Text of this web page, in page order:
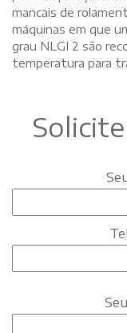
mancais de
máquinas em que
grau NLGI 2 são
temperatura para